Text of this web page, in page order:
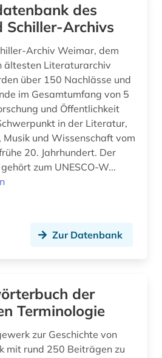
des
Schiller-Archivs
Archiv Weimar, dem
ältesten Literaturarchiv
über 150 Nachlässe und
im Gesamtumfang von 5
und Öffentlichkeit
in der Literatur,
Musik und Wissenschaft vom
20. Jahrhundert. Der
zum UNESCO-W...
Zur Datenbank
der
Terminologie
zur Geschichte von
mit rund 250 Beiträgen zu